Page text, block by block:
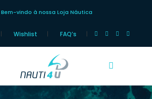
Bem-vindo à nossa Loja Náutica
Wishlist FAQ’s